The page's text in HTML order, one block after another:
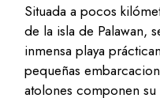
Situada a pocos
de la isla de Palawan,
inmensa playa
pequeñas
atolones componen